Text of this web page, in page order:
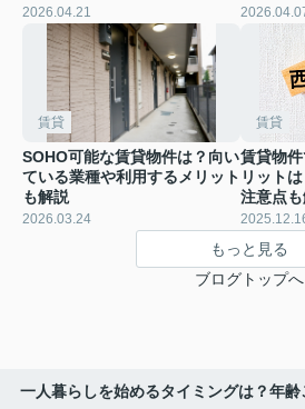
2026.04.21
賃貸
SOHO可能な賃貸物件は？向い
ている業種や利用するメリット
も解説
2026.03.24
賃貸
賃貸物
リット
注意点
もっと見る
ブログトップへ
一人暮らしを始めるタイミングは？年